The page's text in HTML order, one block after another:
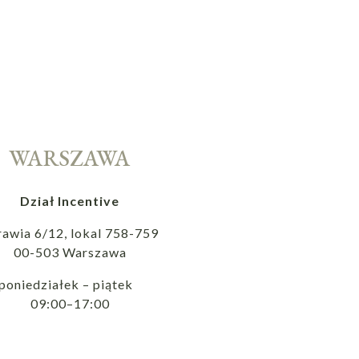
WARSZAWA
Dział Incentive
6/12, lokal 758-759
00-503 Warszawa
– piątek
09:00–17:00